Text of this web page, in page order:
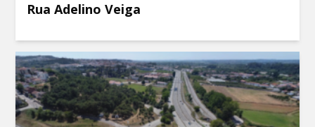
Rua Adelino Veiga